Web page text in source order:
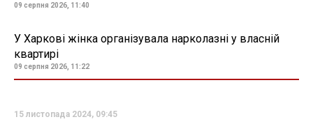
09 серпня 2026, 11:40
У Харкові жінка організувала нарколазні у власній
квартирі
09 серпня 2026, 11:22
15 листопада 2024, 09:45